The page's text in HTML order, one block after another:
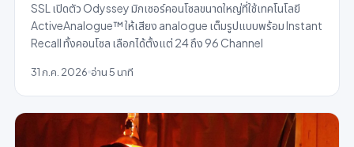
SSL เปิดตัว Odyssey มิกเซอร์คอนโซลขนาดใหญ่ที่ใช้เทคโนโลยี
ActiveAnalogue™ ให้เสียง analogue เต็มรูปแบบพร้อม Instant
Recall ทั้งคอนโซล เลือกได้ตั้งแต่ 24 ถึง 96 Channel
31 ก.ค. 2026 อ่าน 5 นาที